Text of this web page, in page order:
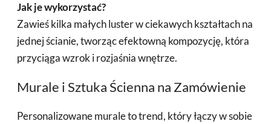
Jak je wykorzystać?
Zawieś kilka małych luster w ciekawych kształtach na
jednej ścianie, tworząc efektowną kompozycję, która
przyciąga wzrok i rozjaśnia wnętrze.
Murale i Sztuka Ścienna na Zamówienie
Personalizowane murale to trend, który łączy w sobie